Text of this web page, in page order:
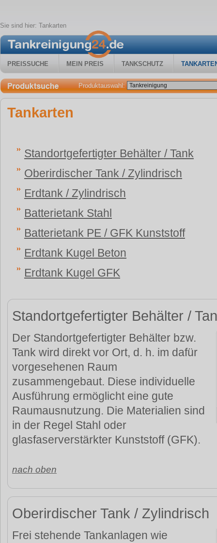
Sie sind hier: Tankarten
PREISSUCHE MEIN PREIS TANKSCHUTZ
Produktauswahl:
Tankarten
Standortgefertigter Behälter / Tank
Oberirdischer Tank / Zylindrisch
Erdtank / Zylindrisch
Batterietank Stahl
Batterietank PE / GFK Kunststoff
Erdtank Kugel Beton
Erdtank Kugel GFK
Standortgefertigter Behälter /
Der Standortgefertigter Behälter bzw.
Tank wird direkt vor Ort, d. h. im dafür
vorgesehenen Raum
zusammengebaut. Diese individuelle
Ausführung ermöglicht eine gute
Raumausnutzung. Die Materialien sind
in der Regel Stahl oder
glasfaserverstärkter Kunststoff (GFK).
nach oben
Oberirdischer Tank / Zylindrisch
Frei stehende Tankanlagen wie